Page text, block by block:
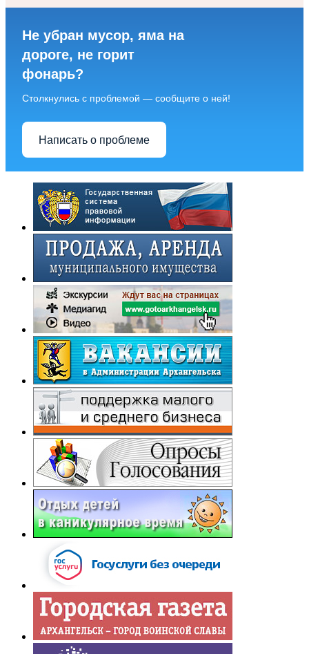
Не убран мусор, яма на
дороге, не горит
фонарь?
Столкнулись с проблемой — сообщите о ней!
Написать о проблеме